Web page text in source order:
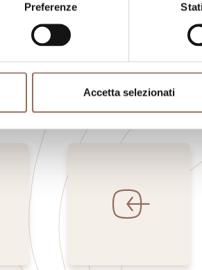
Preferenze
Accetta selezionati
La tua
cosa fare e visitare in
occhio al meteo in tempo